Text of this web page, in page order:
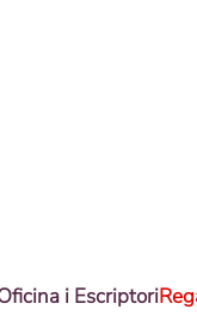
i Escriptori